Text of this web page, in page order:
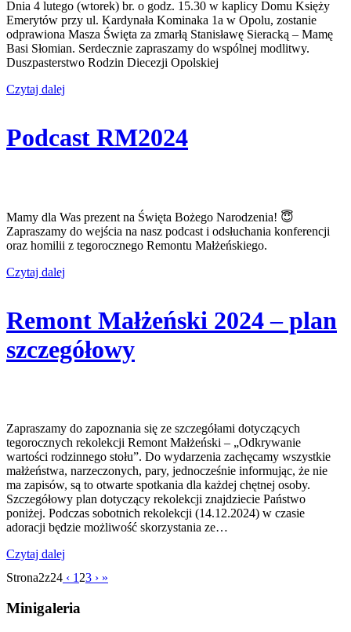
Dnia 4 lutego (wtorek) br. o godz. 15.30 w kaplicy Domu Księży
Emerytów przy ul. Kardynała Kominaka 1a w Opolu, zostanie
odprawiona Masza Święta za zmarłą Stanisławę Sieracką – Mamę
Basi Słomian. Serdecznie zapraszamy do wspólnej modlitwy.
Duszpasterstwo Rodzin Diecezji Opolskiej
Czytaj dalej
Podcast RM2024
Mamy dla Was prezent na Święta Bożego Narodzenia! 😇
Zapraszamy do wejścia na nasz podcast i odsłuchania konferencji
oraz homilii z tegorocznego Remontu Małżeńskiego.
Czytaj dalej
Remont Małżeński 2024 – plan
szczegółowy
Zapraszamy do zapoznania się ze szczegółami dotyczących
tegorocznych rekolekcji Remont Małżeński – „Odkrywanie
wartości rodzinnego stołu”. Do wydarzenia zachęcamy wszystkie
małżeństwa, narzeczonych, pary, jednocześnie informując, że nie
ma zapisów, są to otwarte spotkania dla każdej chętnej osoby.
Szczegółowy plan dotyczący rekolekcji znajdziecie Państwo
poniżej. Podczas sobotnich rekolekcji (14.12.2024) w czasie
adoracji będzie możliwość skorzystania ze…
Czytaj dalej
Strona2z24 ‹ 1 23 › »
Minigaleria